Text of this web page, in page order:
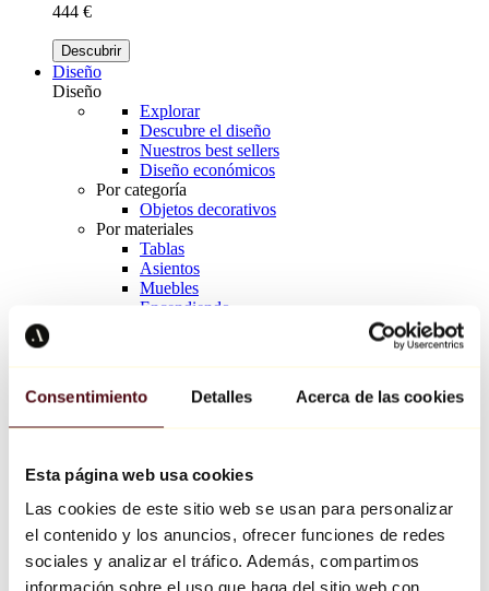
Consentimiento Detalles Acerca de las cookies
Esta página web usa cookies
Las cookies de este sitio web se usan para personalizar
el contenido y los anuncios, ofrecer funciones de redes
sociales y analizar el tráfico. Además, compartimos
información sobre el uso que haga del sitio web con
444 €
Descubrir
Diseño
Diseño
Explorar
Descubre el diseño
Nuestros best sellers
Diseño económicos
Por categoría
Objetos decorativos
Por materiales
Tablas
Asientos
Muebles
Encendiendo
Richard Orlinski
Keith Haring
Jeff Koons
Jean-Michel Basquiat
Todos los diseñadores
Obra de la semana